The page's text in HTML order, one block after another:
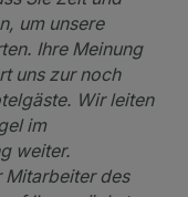
um unsere
Ihre Meinung
uns zur noch
Wir leiten
im
weiter.
Mitarbeiter des